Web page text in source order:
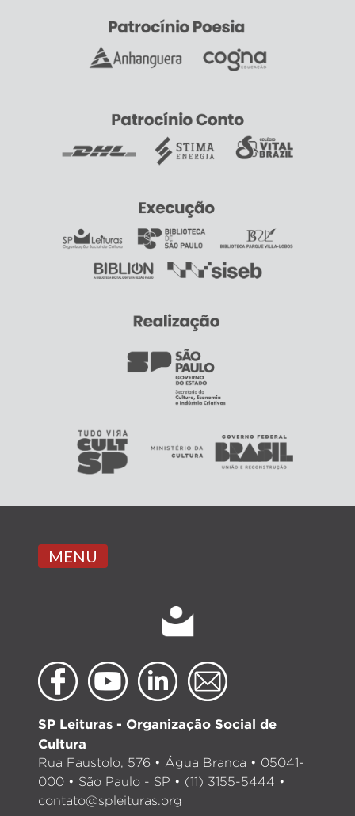
MENU
SP Leituras - Organização Social de
Cultura
Rua Faustolo, 576 • Água Branca • 05041-
000 • São Paulo - SP • (11) 3155-5444 •
contato@spleituras.org